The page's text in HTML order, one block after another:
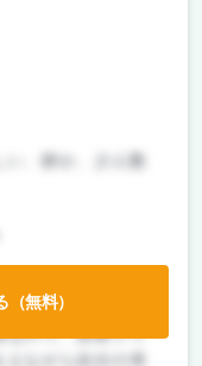
、静か、少人数
ので、授業スラ
無料）